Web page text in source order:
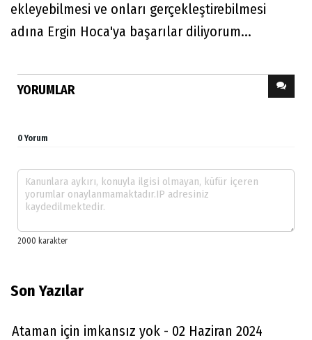
ekleyebilmesi ve onları gerçekleştirebilmesi
adına Ergin Hoca'ya başarılar diliyorum...
YORUMLAR
0 Yorum
Son Yazılar
Ataman için imkansız yok - 02 Haziran 2024